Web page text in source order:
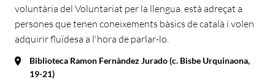
voluntària del Voluntariat per la llengua, està adreçat a
persones que tenen coneixements bàsics de català i volen
adquirir fluïdesa a l'hora de parlar-lo.
Biblioteca Ramon Fernàndez Jurado (c. Bisbe Urquinaona,
19-21)